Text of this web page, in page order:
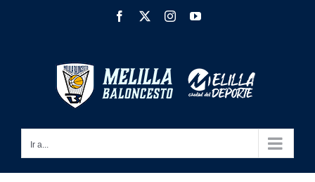
Facebook InstagramYouTube
Ir a...